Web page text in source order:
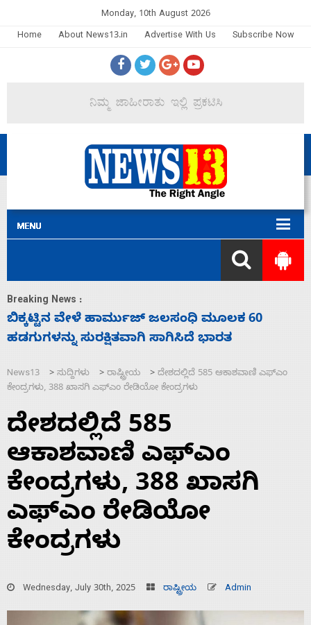
Monday, 10th August 2026
Home
About News13.in Advertise With Us Subscribe Now
Breaking News :
ನಾಗೇಂದ್ರ ರಾಜೀನಾಮೆ ಕೊಡದಿದ್ದರೆ ಸದನ ನಡೆಸಲು
ಬಿಡೆವು: ಛಲವಾದಿ ನಾರಾಯಣಸ್ವಾಮಿ
News13 > ಸುದ್ದಿಗಳು > ರಾಷ್ಟ್ರೀಯ > ದೇಶದಲ್ಲಿದೆ 585 ಆಕಾಶವಾಣಿ ಎಫ್‌ಎಂ
ಕೇಂದ್ರಗಳು, 388 ಖಾಸಗಿ ಎಫ್‌ಎಂ ರೇಡಿಯೋ ಕೇಂದ್ರಗಳು
ದೇಶದಲ್ಲಿದೆ 585
ಆಕಾಶವಾಣಿ ಎಫ್‌ಎಂ
ಕೇಂದ್ರಗಳು, 388 ಖಾಸಗಿ
ಎಫ್‌ಎಂ ರೇಡಿಯೋ
ಕೇಂದ್ರಗಳು
Wednesday, July 30th, 2025 ರಾಷ್ಟ್ರೀಯ Admin